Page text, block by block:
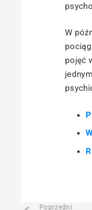
W
pojęć
Poprzedni